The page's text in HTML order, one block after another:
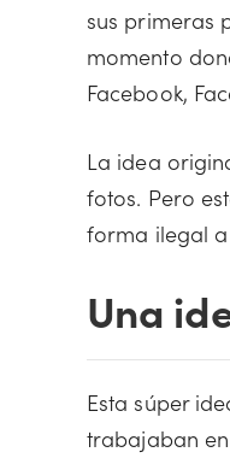
sus primeras
momento
Facebook,
La idea
fotos. Pero
forma ilegal
Una
Esta súper
trabajaban